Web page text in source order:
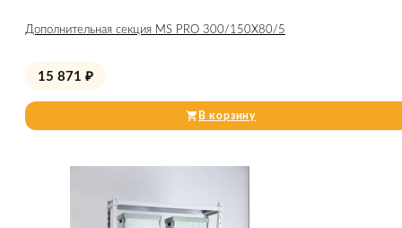
Дополнительная секция MS PRO 300/150X80/5
15 871 ₽
В корзину